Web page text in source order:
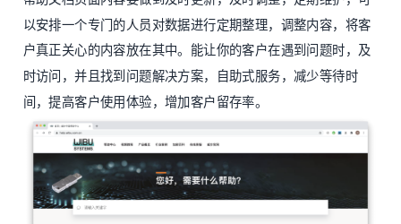
以安排一个专门的人员对数据进行定期整理，调整内容，将客
户真正关心的内容放在其中。能让你的客户在遇到问题时，及
时访问，并且找到问题解决方案，自助式服务，减少等待时
间，提高客户使用体验，增加客户留存率。